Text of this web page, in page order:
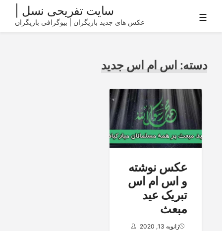
سایت تفریحی نسل |
عکس های جدید بازیگران | بیوگرافی بازیگران ☰
دسته: اس ام اس جدید
عکس نوشته
و اس ام اس
تبریک عید
مبعث
ژانویه 13, 2020